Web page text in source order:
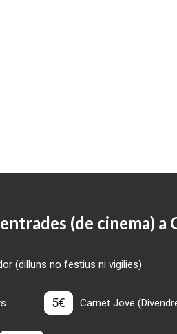
(de cinema) a
(dilluns no festius ni vigilies)
5€ Carnet Jove